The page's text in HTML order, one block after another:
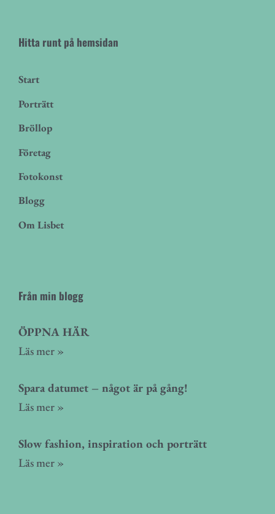
Hitta runt på hemsidan
Start
Porträtt
Bröllop
Företag
Fotokonst
Blogg
Om Lisbet
Från min blogg
ÖPPNA HÄR
Läs mer »
Spara datumet – något är på gång!
Läs mer »
Slow fashion, inspiration och porträtt
Läs mer »